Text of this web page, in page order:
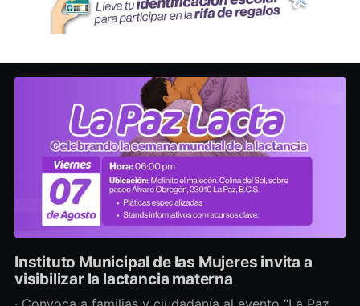
Instituto Municipal de las Mujeres invita a
visibilizar la lactancia materna